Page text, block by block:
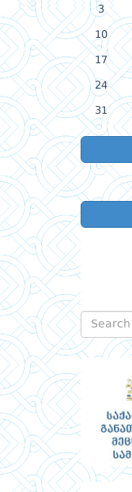
3
10
17
24
31